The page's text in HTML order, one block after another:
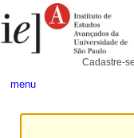
para
conteúdo.
Pessoais
Cadastre-se
menu